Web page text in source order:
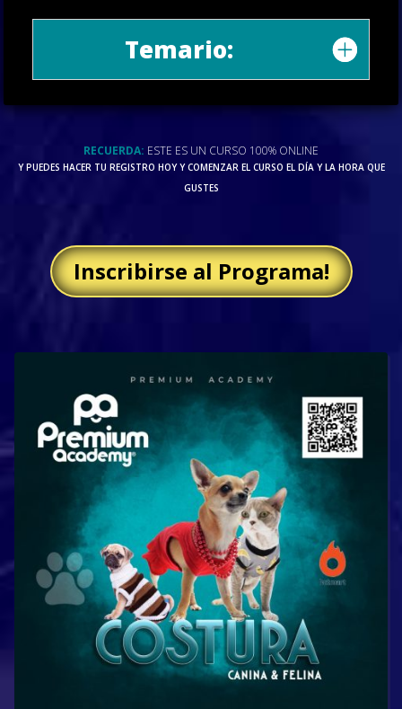
Temario:
RECUERDA: ESTE ES UN CURSO 100% ONLINE
Y PUEDES HACER TU REGISTRO HOY Y COMENZAR EL CURSO EL DÍA Y LA HORA QUE
GUSTES
Inscribirse al Programa!